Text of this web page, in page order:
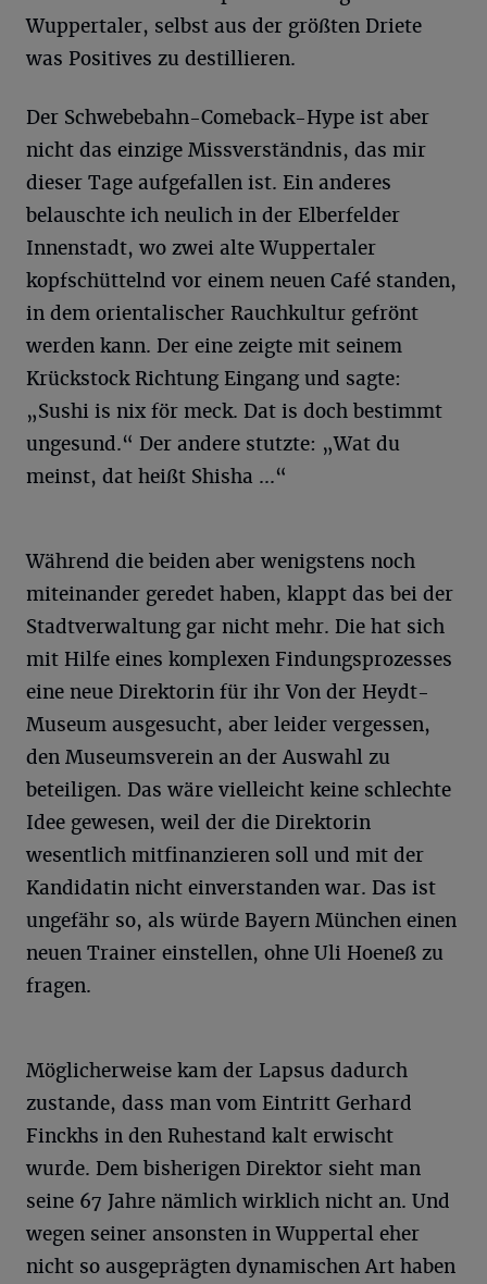
Wuppertaler, selbst aus der größten Driete
was Positives zu destillieren.
Der Schwebebahn-Comeback-Hype ist aber
nicht das einzige Missverständnis, das mir
dieser Tage aufgefallen ist. Ein anderes
belauschte ich neulich in der Elberfelder
Innenstadt, wo zwei alte Wuppertaler
kopfschüttelnd vor einem neuen Café standen,
in dem orientalischer Rauchkultur gefrönt
werden kann. Der eine zeigte mit seinem
Krückstock Richtung Eingang und sagte:
„Sushi is nix för meck. Dat is doch bestimmt
ungesund.“ Der andere stutzte: „Wat du
meinst, dat heißt Shisha ...“
Während die beiden aber wenigstens noch
miteinander geredet haben, klappt das bei der
Stadtverwaltung gar nicht mehr. Die hat sich
mit Hilfe eines komplexen Findungsprozesses
eine neue Direktorin für ihr Von der Heydt-
Museum ausgesucht, aber leider vergessen,
den Museumsverein an der Auswahl zu
beteiligen. Das wäre vielleicht keine schlechte
Idee gewesen, weil der die Direktorin
wesentlich mitfinanzieren soll und mit der
Kandidatin nicht einverstanden war. Das ist
ungefähr so, als würde Bayern München einen
neuen Trainer einstellen, ohne Uli Hoeneß zu
fragen.
Möglicherweise kam der Lapsus dadurch
zustande, dass man vom Eintritt Gerhard
Finckhs in den Ruhestand kalt erwischt
wurde. Dem bisherigen Direktor sieht man
seine 67 Jahre nämlich wirklich nicht an. Und
wegen seiner ansonsten in Wuppertal eher
nicht so ausgeprägten dynamischen Art haben